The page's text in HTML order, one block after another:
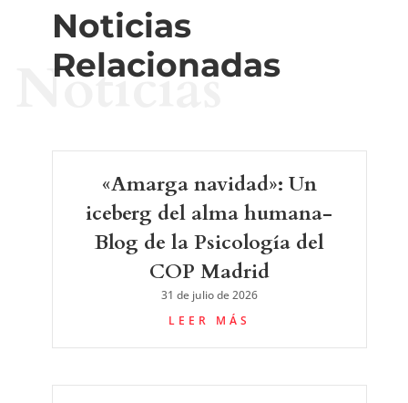
Noticias
Relacionadas
Noticias
«Amarga navidad»: Un
iceberg del alma humana-
Blog de la Psicología del
COP Madrid
31 de julio de 2026
LEER MÁS